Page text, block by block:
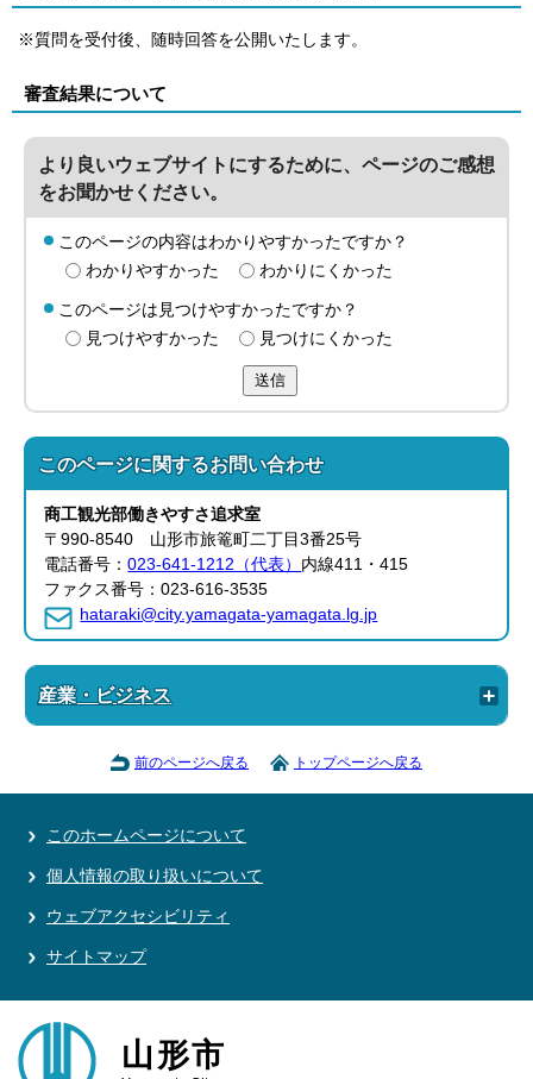
※質問を受付後、随時回答を公開いたします。
審査結果について
より良いウェブサイトにするために、ページのご感想
をお聞かせください。
このページの内容はわかりやすかったですか？
わかりやすかった
わかりにくかった
このページは見つけやすかったですか？
見つけやすかった
見つけにくかった
送信
このページに関するお問い合わせ
商工観光部働きやすさ追求室
〒990-8540 山形市旅篭町二丁目3番25号
電話番号：023-641-1212（代表） 内線411・415
ファクス番号：023-616-3535
hataraki@city.yamagata-yamagata.lg.jp
産業・ビジネス
前のページへ戻る トップページへ戻る
このホームページについて
個人情報の取り扱いについて
ウェブアクセシビリティ
サイトマップ
山形市